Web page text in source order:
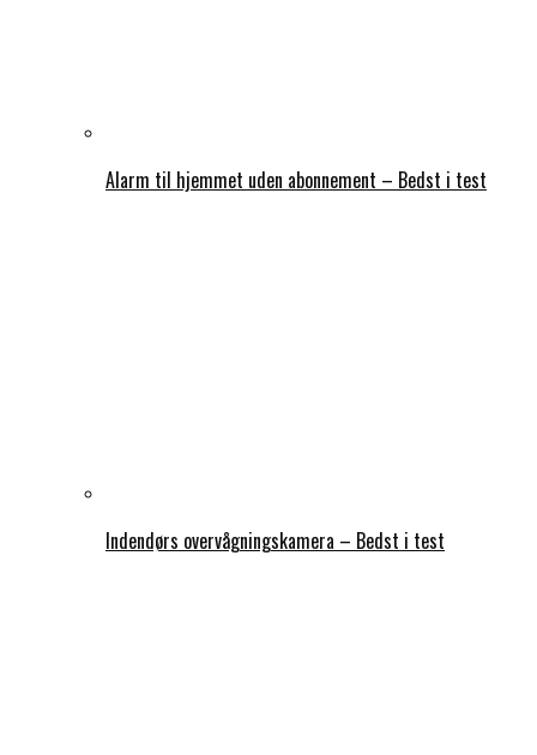
Alarm til hjemmet uden abonnement – Bedst i test
Indendørs overvågningskamera – Bedst i test